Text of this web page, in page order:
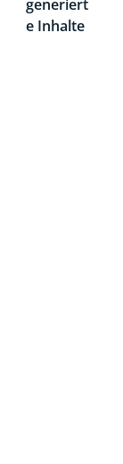
generiert
e Inhalte